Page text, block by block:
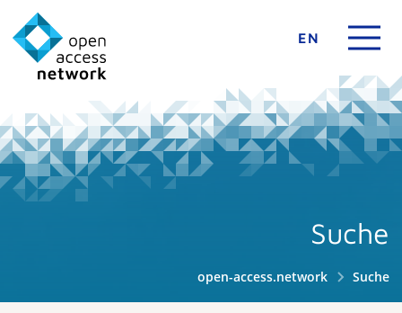
EN
Suche
open-access.network Suche